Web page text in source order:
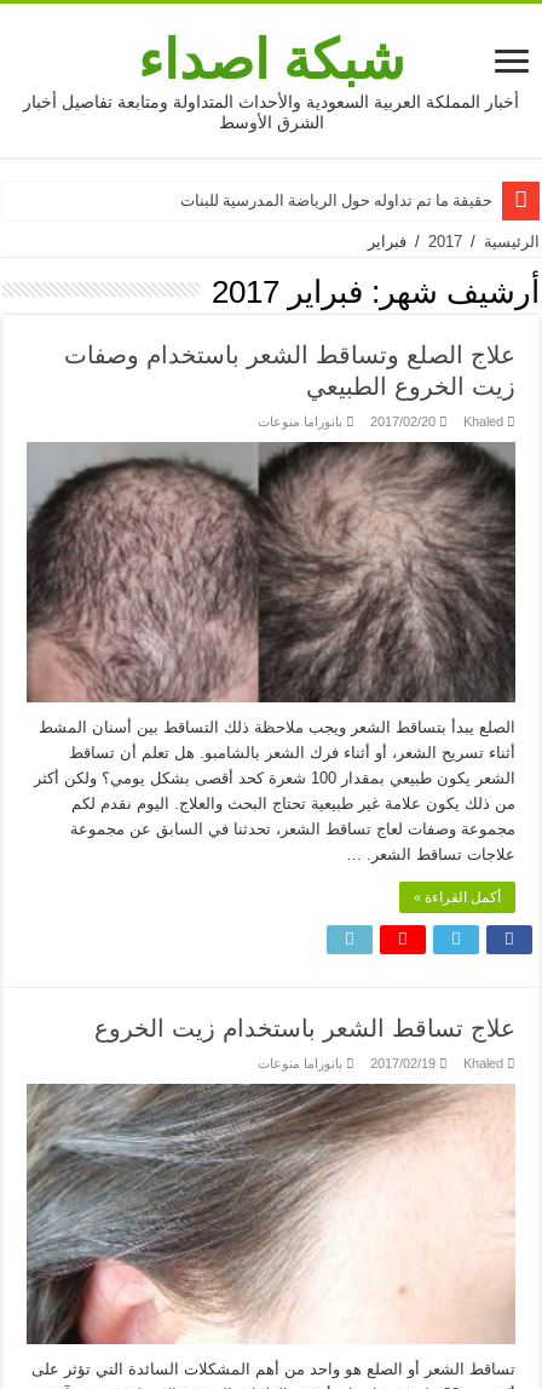
شبكة اصداء
أخبار المملكة العربية السعودية والأحداث المتداولة ومتابعة تفاصيل أخبار
الشرق الأوسط
حقيقة ما تم تداوله حول الرياضة المدرسية للبنات
الرئيسية /
2017
/ فبراير
أرشيف شهر: فبراير 2017
علاج الصلع وتساقط الشعر باستخدام وصفات
زيت الخروع الطبيعي
Khaled
2017/02/20 بانوراما منوعات
الصلع يبدأ بتساقط الشعر ويجب ملاحظة ذلك التساقط بين أسنان المشط
أثناء تسريح الشعر، أو أثناء فرك الشعر بالشامبو. هل تعلم أن تساقط
الشعر يكون طبيعي بمقدار 100 شعرة كحد أقصى بشكل يومي؟ ولكن أكثر
من ذلك يكون علامة غير طبيعية تحتاج البحث والعلاج. اليوم نقدم لكم
مجموعة وصفات لعاج تساقط الشعر، تحدثنا في السابق عن مجموعة
علاجات تساقط الشعر. …
أكمل القراءة »
علاج تساقط الشعر باستخدام زيت الخروع
Khaled
2017/02/19 بانوراما منوعات
تساقط الشعر أو الصلع هو واحد من أهم المشكلات السائدة التي تؤثر على